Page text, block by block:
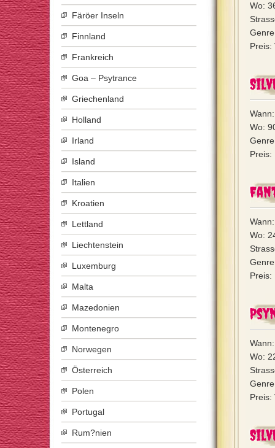
Wo:
Preis:
Wo:
Preis:
Wo:
Preis:
Wo:
Preis:
Färöer Inseln
Finnland
Frankreich
Goa – Psytrance
Griechenland
Holland
Irland
Island
Italien
Kroatien
Lettland
Liechtenstein
Luxemburg
Malta
Mazedonien
Montenegro
Norwegen
Österreich
Polen
Portugal
Rum?nien